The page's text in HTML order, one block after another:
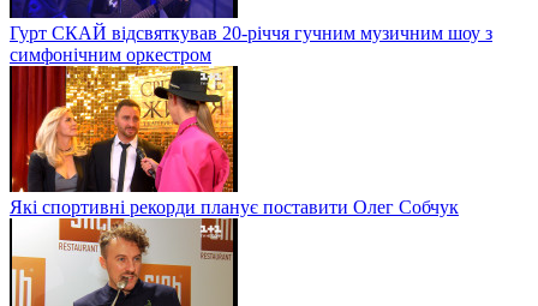
Гурт СКАЙ відсвяткував 20-річчя гучним музичним шоу з
симфонічним оркестром
Які спортивні рекорди планує поставити Олег Собчук